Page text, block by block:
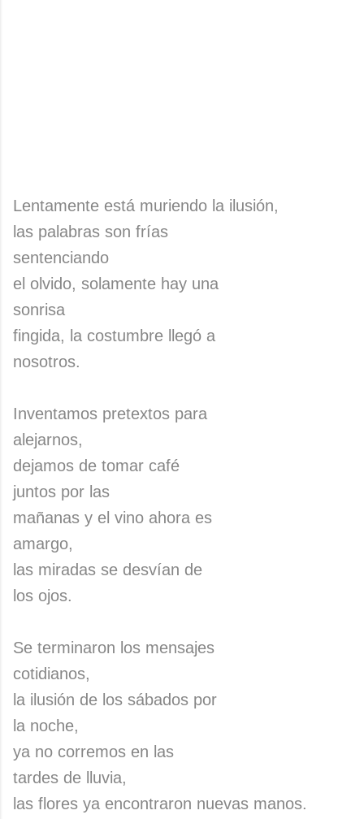
Lentamente está muriendo la ilusión,
las palabras son frías
sentenciando
el olvido, solamente hay una
sonrisa
fingida, la costumbre llegó a
nosotros.
Inventamos pretextos para
alejarnos,
dejamos de tomar café
juntos por las
mañanas y el vino ahora es
amargo,
las miradas se desvían de
los ojos.
Se terminaron los mensajes
cotidianos,
la ilusión de los sábados por
la noche,
ya no corremos en las
tardes de lluvia,
las flores ya encontraron nuevas manos.